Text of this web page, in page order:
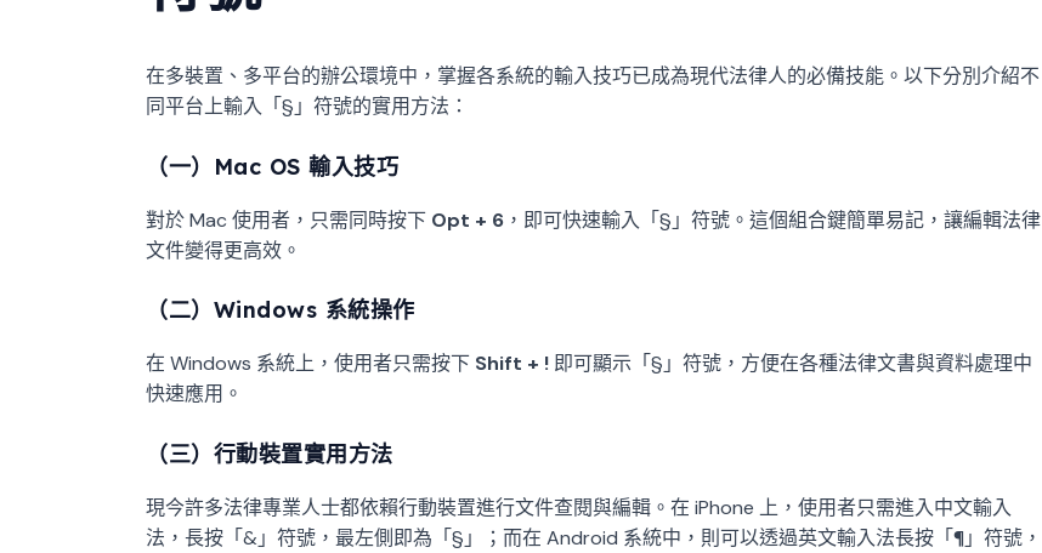
在多裝置、多平台的辦公環境中，掌握各系統的輸入技巧已成為現代法律人的必備技能。以下分別介紹不
同平台上輸入「§」符號的實用方法：
（一）Mac OS 輸入技巧
對於 Mac 使用者，只需同時按下 Opt + 6 ，即可快速輸入「§」符號。這個組合鍵簡單易記，讓編輯法律
文件變得更高效。
（二）Windows 系統操作
在 Windows 系統上，使用者只需按下 Shift + ! 即可顯示「§」符號，方便在各種法律文書與資料處理中
快速應用。
（三）行動裝置實用方法
現今許多法律專業人士都依賴行動裝置進行文件查閱與編輯。在 iPhone 上，使用者只需進入中文輸入
法，長按「&」符號，最左側即為「§」；而在 Android 系統中，則可以透過英文輸入法長按「¶」符號，